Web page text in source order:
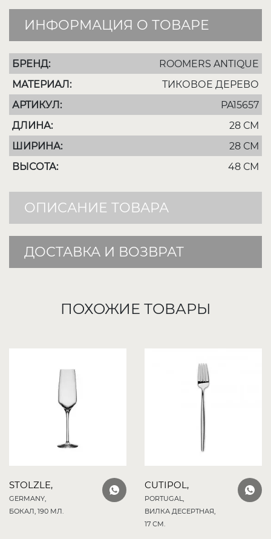
ИНФОРМАЦИЯ О ТОВАРЕ
БРЕНД:
ROOMERS ANTIQUE
МАТЕРИАЛ:
ТИКОВОЕ ДЕРЕВО
АРТИКУЛ:
PA15657
ДЛИНА:
28 СМ
ШИРИНА:
28 СМ
ВЫСОТА:
48 СМ
ОПИСАНИЕ ТОВАРА
ДОСТАВКА И ВОЗВРАТ
ПОХОЖИЕ ТОВАРЫ
STOLZLE,
GERMANY,
БОКАЛ, 190 МЛ.
CUTIPOL,
PORTUGAL,
ВИЛКА ДЕСЕРТНАЯ,
17 СМ.